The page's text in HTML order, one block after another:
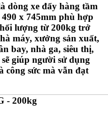
dòng xe đẩy hàng tầm
x 745mm phù hợp
lượng từ 200kg trở
máy, xưởng sản xuất,
bay, nhà ga, siêu thị,
giúp người sử dụng
công sức mà vẫn đạt